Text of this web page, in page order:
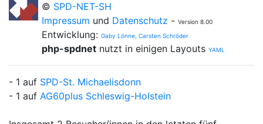
© SPD-NET-SH
Impressum und Datenschutz - Version 8.00
Entwicklung: Gaby Lönne, Carsten Schröder
php-spdnet nutzt in einigen Layouts YAML
- 1 auf SPD-St. Michaelisdonn
- 1 auf AG60plus Schleswig-Holstein